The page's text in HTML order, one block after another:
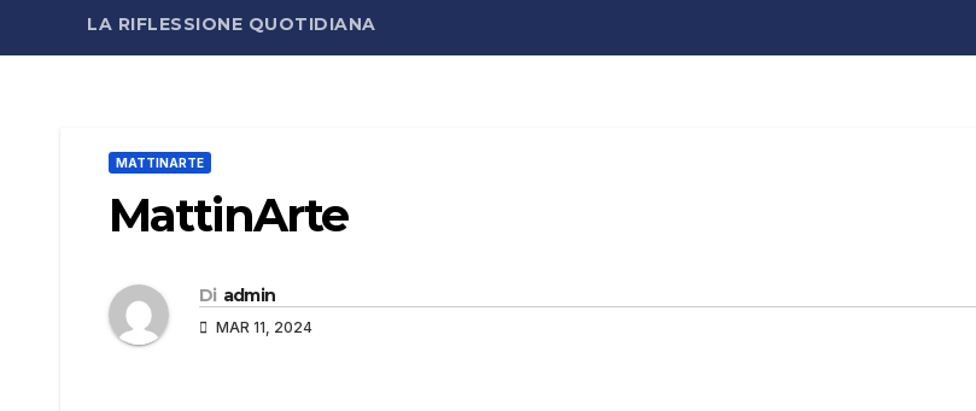
LA RIFLESSIONE QUOTIDIANA
MATTINARTE
MattinArte
Di admin
MAR 11, 2024